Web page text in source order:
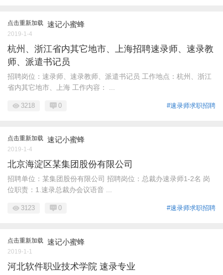
点击重新加载 速记小蜜蜂
2019-1-4
杭州、浙江省内其它地市、上海招聘速录师、速录教
师、派遣书记员
招聘岗位：速录师、速录教师、派遣书记员 工作地点：杭州、浙江
省内其它地市、上海 工作内容： ...
#速录师求职招聘
3218 0
点击重新加载 速记小蜜蜂
2019-1-4
北京海淀区某集团股份有限公司
招聘单位：某集团股份有限公司 招聘岗位：总裁办速录师1-2名 岗
位职责：1.速录总裁办会议语音 ...
#速录师求职招聘
3123 0
点击重新加载 速记小蜜蜂
2019-1-1
河北软件职业技术学院 速录专业